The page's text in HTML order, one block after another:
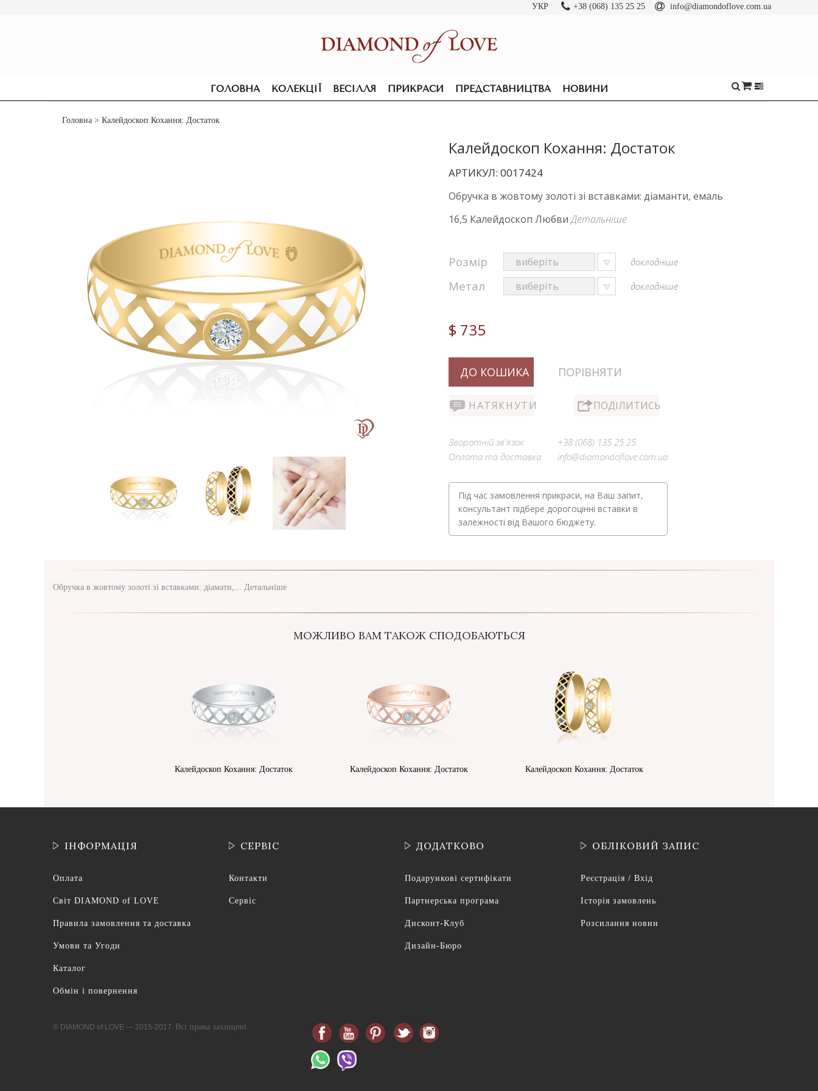
УКР +38 (068) 135 25 25 info@diamondoflove.com.ua
ГОЛОВНА КОЛЕКЦІЇ ВЕСІЛЛЯ
ОБРУЧКИ
ПРИКРАСИ
ПІДВІСКИ ТА КОЛЬЄ КАБЛУЧКИ
ПРЕДСТАВНИЦТВА НОВИНИ
Головна > Калейдоскоп Кохання: Достаток
Калейдоскоп Кохання: Достаток
АРТИКУЛ: 0017424
Обручка в жовтому золоті зі вставками: діаманти, емаль
16,5 Калейдоскоп ЛюбвиДетальніше
Розмір докладніше
Метал докладніше
$ 735
ДО КОШИКА ПОРІВНЯТИ
НАТЯКНУТИ ПОДІЛИТИСЬ
Зворотній зв'язок
Оплата та доставка
+38 (068) 135 25 25
info@diamondoflove.com.ua
Під час замовлення прикраси, на Ваш запит,
консультант підбере дорогоцінні вставки в
залежності від Вашого бюджету.
Обручка в жовтому золоті зі вставками: діамати,... Детальніше
МОЖЛИВО ВАМ ТАКОЖ СПОДОБАЮТЬСЯ
Калейдоскоп Кохання: Достаток Калейдоскоп Кохання: Достаток Калейдоскоп Кохання: Достаток
ІНФОРМАЦІЯ
Оплата
Світ DIAMOND of LOVE
Правила замовлення та доставка
Умови та Угоди
Каталог
Обмін і повернення
СЕРВІС
Контакти
Сервіс
ДОДАТКОВО
Подарункові сертифікати
Партнерська програма
Дисконт-Клуб
Дизайн-Бюро
ОБЛІКОВИЙ ЗАПИС
Реєстрація / Вхід
Історія замовлень
Розсилання новин
© DIAMOND of LOVE — 2015-2017. Всі права захищені